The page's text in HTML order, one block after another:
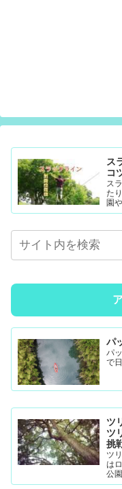
ス
コ
ス
た
園
ま
パ
パ
で
ツ
ツ
挑
ツ
は
公
模